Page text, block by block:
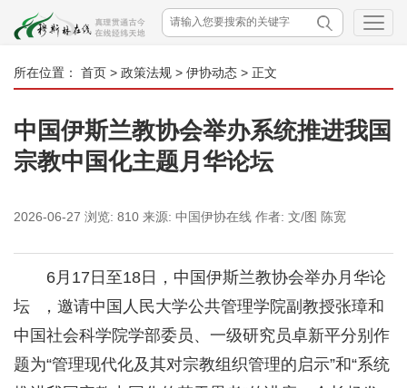
所在位置： 首页 > 政策法规 > 伊协动态 > 正文
中国伊斯兰教协会举办系统推进我国
宗教中国化主题月华论坛
2026-06-27 浏览: 810 来源: 中国伊协在线 作者: 文/图 陈宽
6月17日至18日，中国伊斯兰教协会举办月华论
坛
，邀请中国人民大学公共管理学院副教授张璋和
中国社会科学院学部委员、一级研究员卓新平分别作
题为“管理现代化及其对宗教组织管理的启示”和“系统